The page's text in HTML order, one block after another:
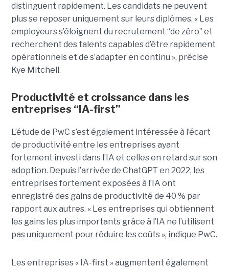
distinguent rapidement. Les candidats ne peuvent
plus se reposer uniquement sur leurs diplômes. « Les
employeurs s’éloignent du recrutement “de zéro” et
recherchent des talents capables d’être rapidement
opérationnels et de s’adapter en continu », précise
Kye Mitchell.
Productivité et croissance dans les
entreprises “IA-first”
L’étude de PwC s’est également intéressée à l’écart
de productivité entre les entreprises ayant
fortement investi dans l’IA et celles en retard sur son
adoption. Depuis l’arrivée de ChatGPT en 2022, les
entreprises fortement exposées à l’IA ont
enregistré des gains de productivité de 40 % par
rapport aux autres. « Les entreprises qui obtiennent
les gains les plus importants grâce à l’IA ne l’utilisent
pas uniquement pour réduire les coûts », indique PwC.
Les entreprises « IA-first » augmentent également